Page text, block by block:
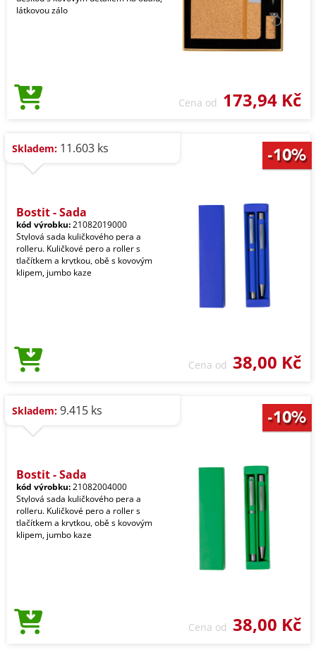
látkovou zálo
Cena od 173,94 Kč
Skladem: 11.603 ks
Bostit - Sada
kód výrobku:21082019000
Stylová sada kuličkového pera a
rolleru. Kuličkové pero a roller s
tlačítkem a krytkou, obě s kovovým
klipem, jumbo kaze
Cena od 38,00 Kč
Skladem: 9.415 ks
Bostit - Sada
kód výrobku:21082004000
Stylová sada kuličkového pera a
rolleru. Kuličkové pero a roller s
tlačítkem a krytkou, obě s kovovým
klipem, jumbo kaze
Cena od 38,00 Kč